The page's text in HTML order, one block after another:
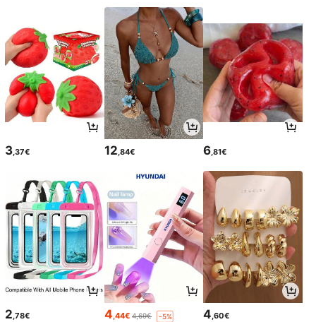
3 ,37€ 12 ,84€ 6 ,81€
2,78€ 4,44€ 4,69€ -5% 4,60€